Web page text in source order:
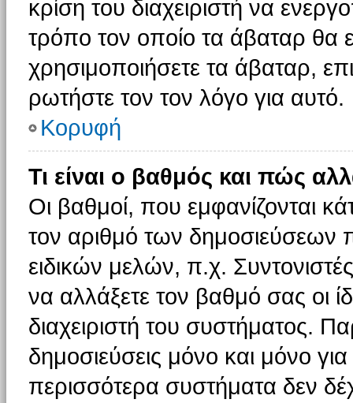
κρίση του διαχειριστή να
τρόπο τον οποίο τα άβαταρ θα
χρησιμοποιήσετε τα άβαταρ,
ρωτήστε τον τον λόγο για αυτό.
Κορυφή
Τι είναι ο βαθμός και πώς
Οι βαθμοί, που εμφανίζονται
τον αριθμό των δημοσιεύσεων
ειδικών μελών, π.χ.
να αλλάξετε τον βαθμό σας οι
διαχειριστή του συστήματος.
δημοσιεύσεις μόνο και μόνο
περισσότερα συστήματα δεν